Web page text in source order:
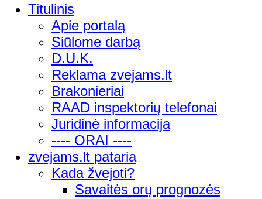
Titulinis
Apie portalą
Siūlome darbą
D.U.K.
Reklama zvejams.lt
Brakonieriai
RAAD inspektorių telefonai
Juridinė informacija
---- ORAI ----
zvejams.lt pataria
Kada žvejoti?
Savaitės orų prognozės